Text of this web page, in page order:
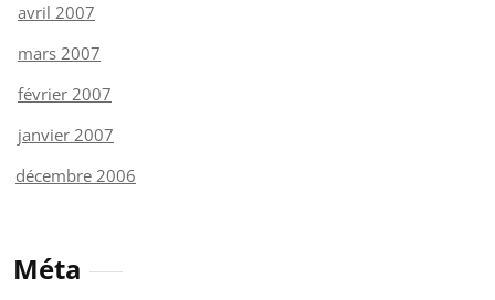
avril 2007
mars 2007
février 2007
janvier 2007
décembre 2006
Méta